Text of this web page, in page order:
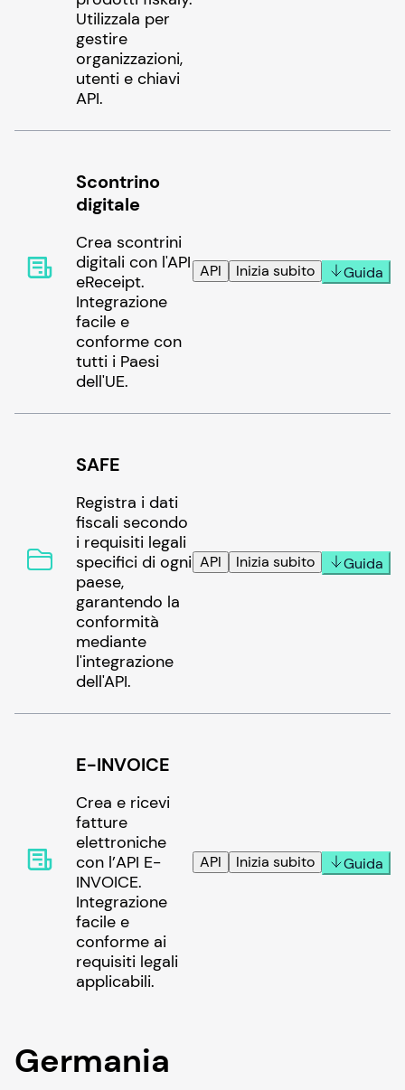
Utilizzala per
gestire
organizzazioni,
utenti e chiavi
API.
Scontrino
digitale
Crea scontrini
digitali con l'API
eReceipt.
Integrazione
facile e
conforme con
tutti i Paesi
dell'UE.
API Inizia subito Guida
SAFE
Registra i dati
fiscali secondo
i requisiti legali
specifici di ogni
paese,
garantendo la
conformità
mediante
l'integrazione
dell'API.
API Inizia subito Guida
E-INVOICE
Crea e ricevi
fatture
elettroniche
con l’API E-
INVOICE.
Integrazione
facile e
conforme ai
requisiti legali
applicabili.
API Inizia subito Guida
Germania